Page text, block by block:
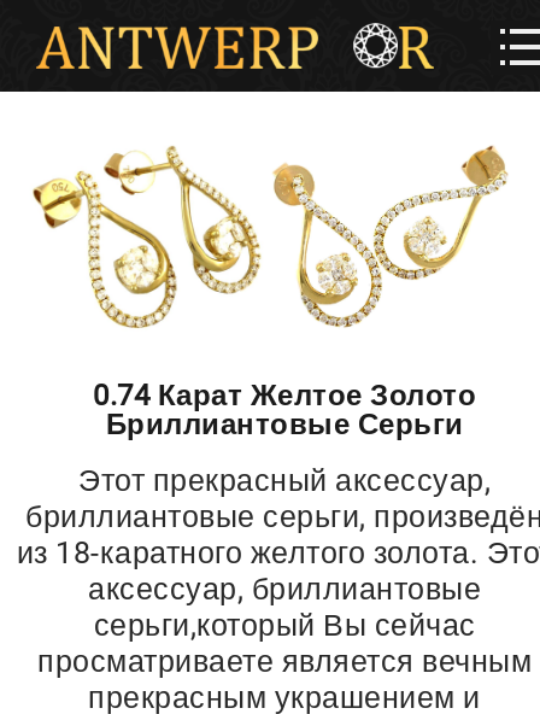
0.74 Карат Желтое Золото
Бриллиантовые Серьги
Этот прекрасный аксессуар,
бриллиантовые серьги,
из 18-каратного желтого золота.
аксессуар, бриллиантовые
серьги,который Вы сейчас
просматриваете является вечным
прекрасным украшением и